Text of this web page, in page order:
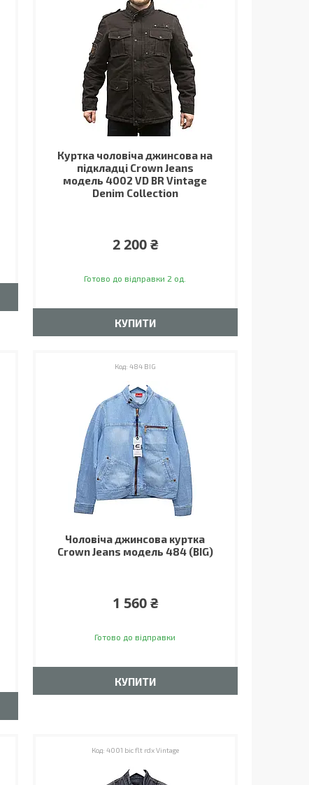
Куртка чоловіча джинсова на
підкладці Crown Jeans
модель 4002 VD BR Vintage
Denim Collection
2 200 ₴
Готово до відправки 2 од.
КУПИТИ
484 BIG
Чоловіча джинсова куртка
Crown Jeans модель 484 (BIG)
1 560 ₴
Готово до відправки
КУПИТИ
4001 bic flt rdx Vintage